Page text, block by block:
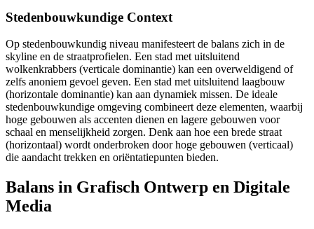
Stedenbouwkundige Context
Op stedenbouwkundig niveau manifesteert de balans zich in de
skyline en de straatprofielen. Een stad met uitsluitend
wolkenkrabbers (verticale dominantie) kan een overweldigend of
zelfs anoniem gevoel geven. Een stad met uitsluitend laagbouw
(horizontale dominantie) kan aan dynamiek missen. De ideale
stedenbouwkundige omgeving combineert deze elementen, waarbij
hoge gebouwen als accenten dienen en lagere gebouwen voor
schaal en menselijkheid zorgen. Denk aan hoe een brede straat
(horizontaal) wordt onderbroken door hoge gebouwen (verticaal)
die aandacht trekken en oriëntatiepunten bieden.
Balans in Grafisch Ontwerp en Digitale
Media